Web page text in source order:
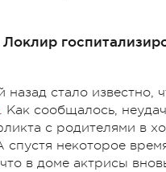
назад стало
. Как сообщалось,
с родителями в
спустя некоторое
в доме актрисы